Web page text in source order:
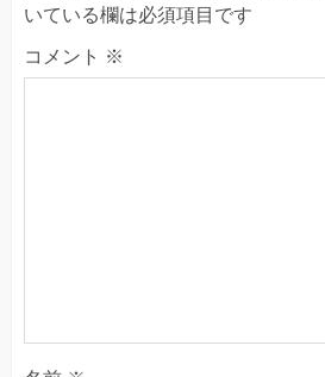
いている欄は必須項目です
コメント ※